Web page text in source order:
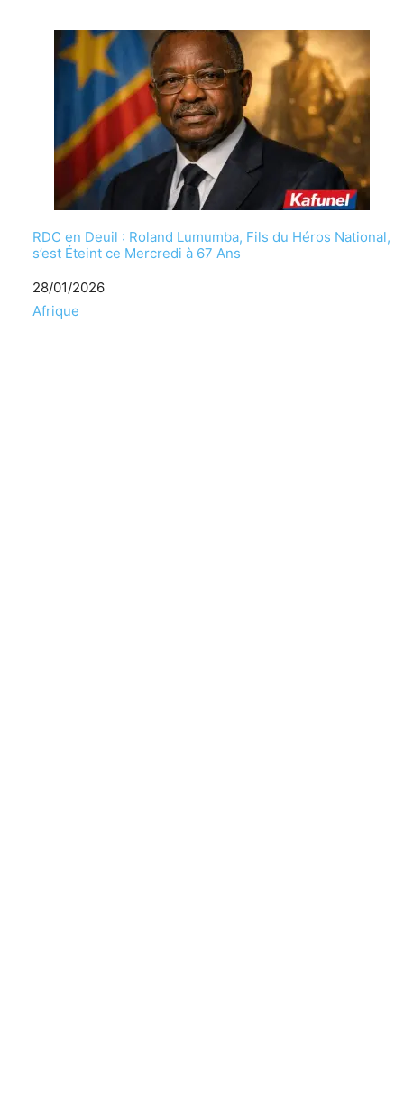
RDC en Deuil : Roland Lumumba, Fils du Héros National,
s’est Éteint ce Mercredi à 67 Ans
Date
28/01/2026
Par rapport à
Afrique